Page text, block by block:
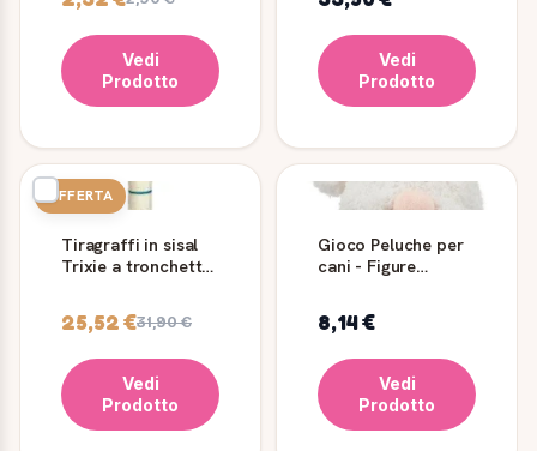
Vedi
Prodotto
Vedi
Prodotto
OFFERTA
Tiragraffi in sisal
Trixie a tronchetto,
25,52 €31,90 €
Vedi
Prodotto
Gioco Peluche per
cani - Figure
8,14 €
Vedi
Prodotto